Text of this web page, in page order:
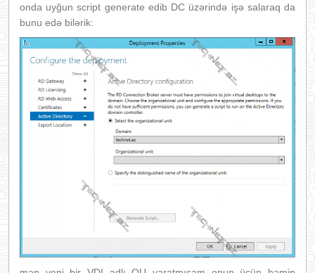
onda uyğun script generate edib DC üzərində işə salaraq da
bunu edə bilərik: